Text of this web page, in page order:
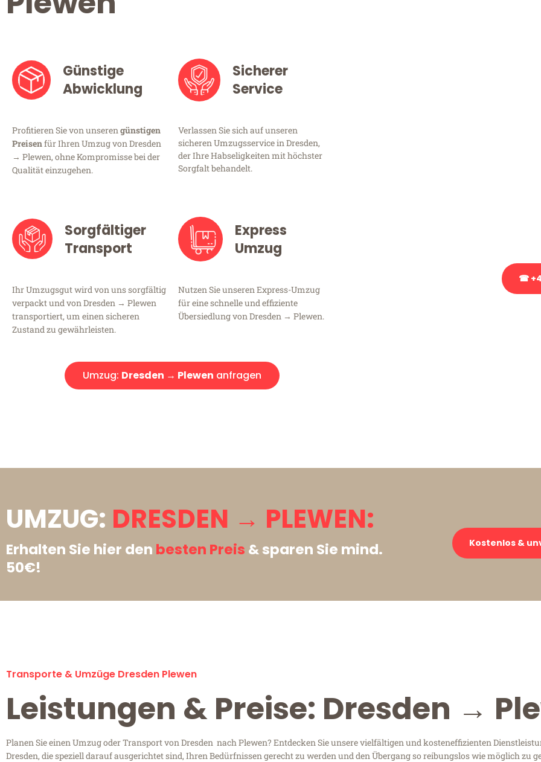
Günstige
Abwicklung
Profitieren Sie von unserengünstigen
Preisenfür Ihren Umzug von Dresden
→ Plewen, ohne Kompromisse bei der
Qualität einzugehen.
Sicherer
Service
Verlassen Sie sich auf unseren
sicheren Umzugsservice in Dresden,
der Ihre Habseligkeiten mit höchster
Sorgfalt behandelt.
Sorgfältiger
Transport
Ihr Umzugsgut wird von uns sorgfältig
verpackt und von Dresden → Plewen
transportiert, um einen sicheren
Zustand zu gewährleisten.
Express
Umzug
Nutzen Sie unseren Express-Umzug
für eine schnelle und effiziente
Übersiedlung von Dresden → Plewen.
Umzug: Dresden → Plewen anfragen
☎
UMZUG: DRESDEN → PLEWEN:
Erhalten Sie hier den besten Preis & sparen Sie mind.
50€!
Kostenlos &
Transporte & Umzüge Dresden Plewen
Leistungen & Preise: Dresden →
Planen Sie einen Umzug oder Transport von Dresden nach Plewen? Entdecken Sie unsere vielfältigen und kosteneffizienten
Dresden, die speziell darauf ausgerichtet sind, Ihren Bedürfnissen gerecht zu werden und den Übergang so reibungslos wie möglich zu